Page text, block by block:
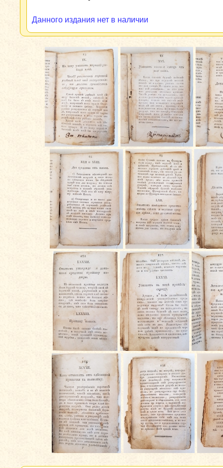
Данного издания нет в наличии